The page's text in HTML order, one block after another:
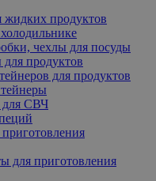
жидких продуктов
чехлы для посуды
продуктов
для продуктов
для СВЧ
для приготовления